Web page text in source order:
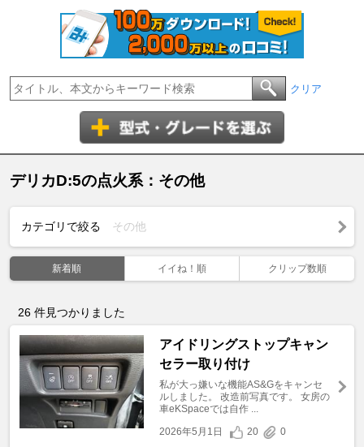
クリア
デリカD:5の点火系：その他
カテゴリで絞る その他
新着順 イイね！順 クリップ数順
26 件見つかりました
アイドリングストップキャン
セラー取り付け
私が大っ嫌いな機能AS&Gをキャンセ
ルしました。 改造前写真です。 女房の
車eKSpaceでは自作 ...
2026年5月1日
20 0